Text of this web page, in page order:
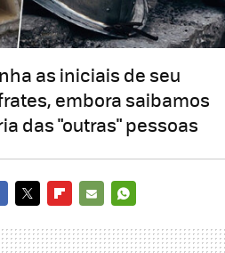
as iniciais de seu
embora saibamos
das "outras" pessoas
MAIL